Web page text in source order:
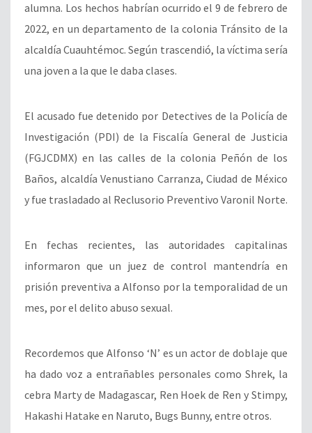
alumna. Los hechos habrían ocurrido el 9 de febrero de
2022, en un departamento de la colonia Tránsito de la
alcaldía Cuauhtémoc. Según trascendió, la víctima sería
una joven a la que le daba clases.
El acusado fue detenido por Detectives de la Policía de
Investigación (PDI) de la Fiscalía General de Justicia
(FGJCDMX) en las calles de la colonia Peñón de los
Baños, alcaldía Venustiano Carranza, Ciudad de México
y fue trasladado al Reclusorio Preventivo Varonil Norte.
En fechas recientes, las autoridades capitalinas
informaron que un juez de control mantendría en
prisión preventiva a Alfonso por la temporalidad de un
mes, por el delito abuso sexual.
Recordemos que Alfonso ‘N’ es un actor de doblaje que
ha dado voz a entrañables personales como Shrek, la
cebra Marty de Madagascar, Ren Hoek de Ren y Stimpy,
Hakashi Hatake en Naruto, Bugs Bunny, entre otros.